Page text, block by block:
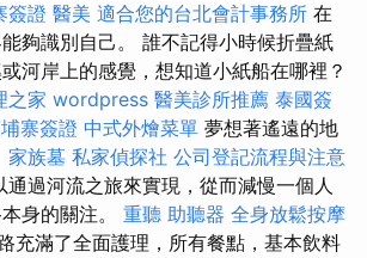
簽證 醫美 適合您的台北會計事務所 在
夠識別自己。 誰不記得小時候折疊紙
河岸上的感覺，想知道小紙船在哪裡？
之家 wordpress 醫美診所推薦 泰國簽
寨簽證 中式外燴菜單 夢想著遙遠的地
家族墓 私家偵探社 公司登記流程與注意
通過河流之旅來實現，從而減慢一個人
身的關注。 重聽 助聽器 全身放鬆按摩
充滿了全面護理，所有餐點，基本飲料